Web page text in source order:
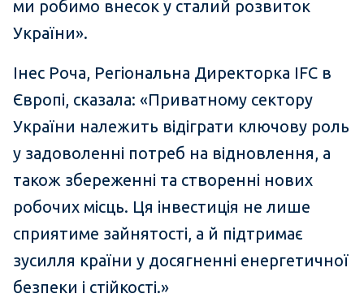
ми робимо внесок у сталий розвиток
України».
Інес Роча, Регіональна Директорка IFC в
Європі, сказала: «Приватному сектору
України належить відіграти ключову роль
у задоволенні потреб на відновлення, а
також збереженні та створенні нових
робочих місць. Ця інвестиція не лише
сприятиме зайнятості, а й підтримає
зусилля країни у досягненні енергетичної
безпеки і стійкості.»